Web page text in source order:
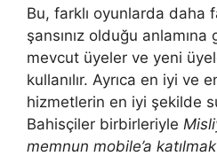
Bu, farklı oyunlarda daha
şansınız olduğu
mevcut üyeler ve yeni
kullanılır. Ayrıca en iyi ve
hizmetlerin en iyi şekilde
Bahisçiler birbirleriyle
memnun mobile’a